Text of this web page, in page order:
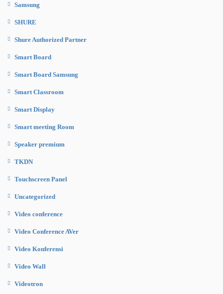
Samsung
SHURE
Shure Authorized Partner
Smart Board
Smart Board Samsung
Smart Classroom
Smart Display
Smart meeting Room
Speaker premium
TKDN
Touchscreen Panel
Uncategorized
Video conference
Video Conference AVer
Video Konferensi
Video Wall
Videotron